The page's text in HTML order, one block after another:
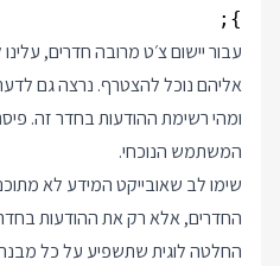
};
עבור יישום צ׳ט מרובה חדרים,
אליהם נוכל להצטרף. נרצה גם
ומהי רשימת ההודעות בחדר זה.
המשתמש הנוכחי.
שימו לב שאובייקט המידע לא
החדרים, אלא רק את ההודעות
החלטה לוגית שתשפיע על כל